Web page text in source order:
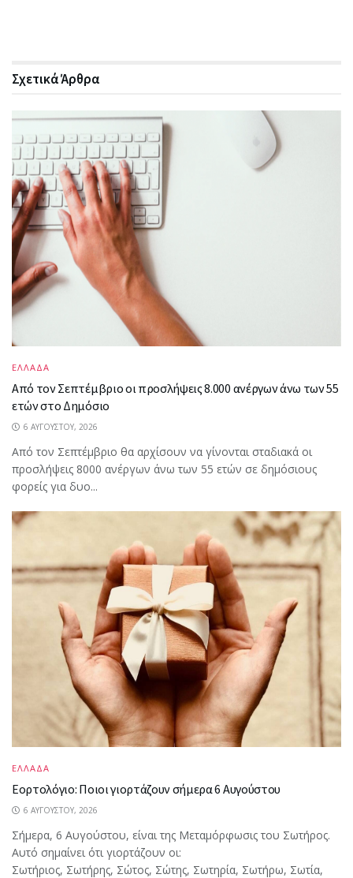
ΣχετικάΆρθρα
ΕΛΛΑΔΑ
Από τον Σεπτέμβριο οι προσλήψεις 8.000 ανέργων άνω των 55
ετών στο Δημόσιο
6 ΑΥΓΟΎΣΤΟΥ, 2026
Από τον Σεπτέμβριο θα αρχίσουν να γίνονται σταδιακά οι
προσλήψεις 8000 ανέργων άνω των 55 ετών σε δημόσιους
φορείς για δυο...
ΕΛΛΑΔΑ
Εορτολόγιο: Ποιοι γιορτάζουν σήμερα 6 Αυγούστου
6 ΑΥΓΟΎΣΤΟΥ, 2026
Σήμερα, 6 Αυγούστου, είναι της Μεταμόρφωσις του Σωτήρος.
Αυτό σημαίνει ότι γιορτάζουν οι:
Σωτήριος, Σωτήρης, Σώτος, Σώτης, Σωτηρία, Σωτήρω, Σωτία,